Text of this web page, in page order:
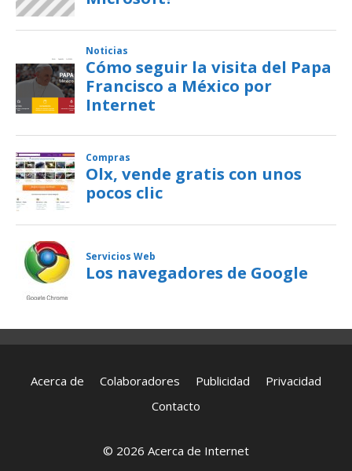
Acerca de Colaboradores Publicidad
Privacidad
Contacto
© 2026 Acerca de Internet